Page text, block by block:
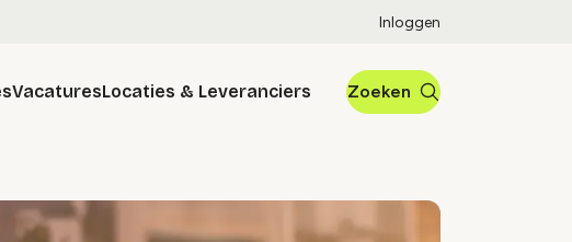
Inloggen
VacaturesLocaties & Leveranciers Zoeken